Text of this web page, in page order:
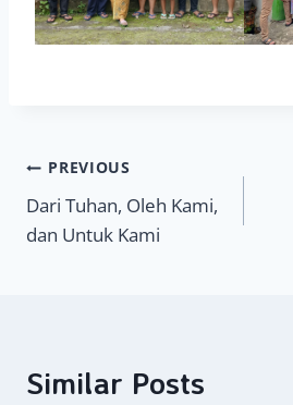
Navigasi
pos
PREVIOUS
Dari Tuhan, Oleh Kami,
dan Untuk Kami
Similar Posts